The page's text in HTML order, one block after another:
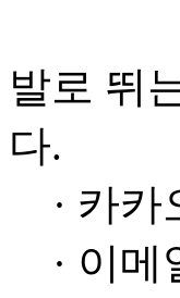
발로 뛰
다.
· 카
· 이메